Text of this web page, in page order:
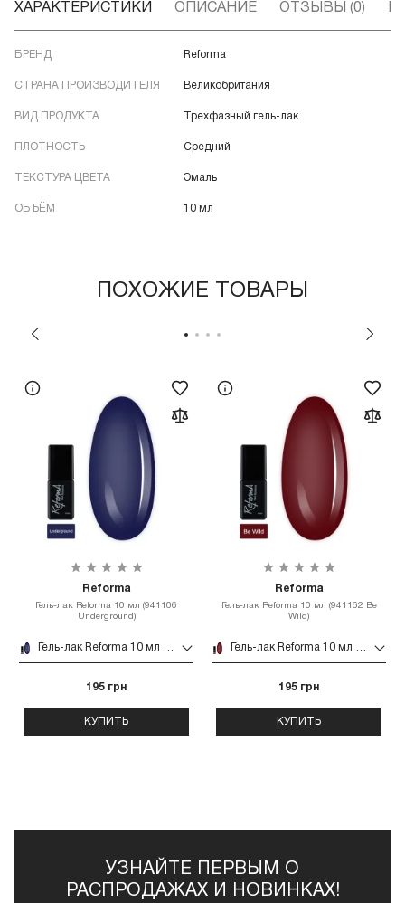
ХАРАКТЕРИСТИКИ ОПИСАНИЕ ОТЗЫВЫ (0)
БРЕНД Reforma
СТРАНА ПРОИЗВОДИТЕЛЯ Великобритания
ВИД ПРОДУКТА Трехфазный гель-лак
ПЛОТНОСТЬ Средний
ТЕКСТУРА ЦВЕТА Эмаль
ОБЪЁМ 10 мл
ПОХОЖИЕ ТОВАРЫ
Reforma
Гель-лак Reforma 10 мл (941106
Underground)
Гель-лак Reforma 10 мл (941106 Underground)
195 грн
КУПИТЬ
Reforma
Гель-лак Reforma 10 мл (941162 Be
Wild)
Гель-лак Reforma 10 мл (941162 Be Wild)
195 грн
КУПИТЬ
УЗНАЙТЕ ПЕРВЫМ О
РАСПРОДАЖАХ И НОВИНКАХ!